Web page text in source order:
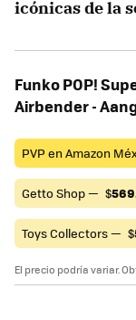
icónicas de la
Funko POP!
Airbender -
PVP en Amazon
Getto Shop — $
Toys Collectors — $
El precio podría variar.